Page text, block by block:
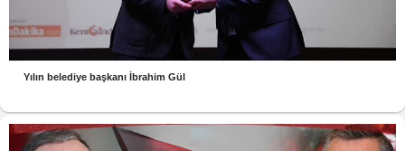
Yılın belediye başkanı İbrahim Gül